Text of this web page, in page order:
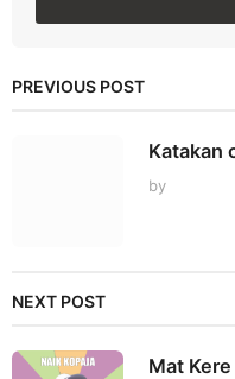
PREVIOUS POST
Katakan
by
NEXT POST
Mat